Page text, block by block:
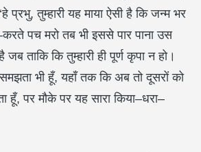
प्रभु, तुम्हारी यह माया ऐसी है कि जन्म भर
पच मरो तब भी इससे पार पाना उस
ताकि कि तुम्हारी ही पूर्ण कृपा न हो।
भी हूँ, यहाँ तक कि अब तो दूसरों को
हूँ, पर मौके पर यह सारा किया–धरा–